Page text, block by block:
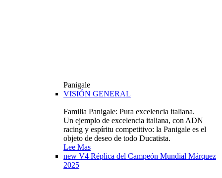
Panigale
VISIÓN GENERAL
Familia Panigale: Pura excelencia italiana.
Un ejemplo de excelencia italiana, con ADN
racing y espíritu competitivo: la Panigale es el
objeto de deseo de todo Ducatista.
Lee Mas
new V4 Réplica del Campeón Mundial Márquez
2025